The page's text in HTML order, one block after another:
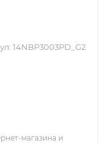
14NBP3003PD_G2
магазина и